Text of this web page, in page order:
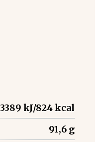
3389 kJ/824 kcal
91,6 g